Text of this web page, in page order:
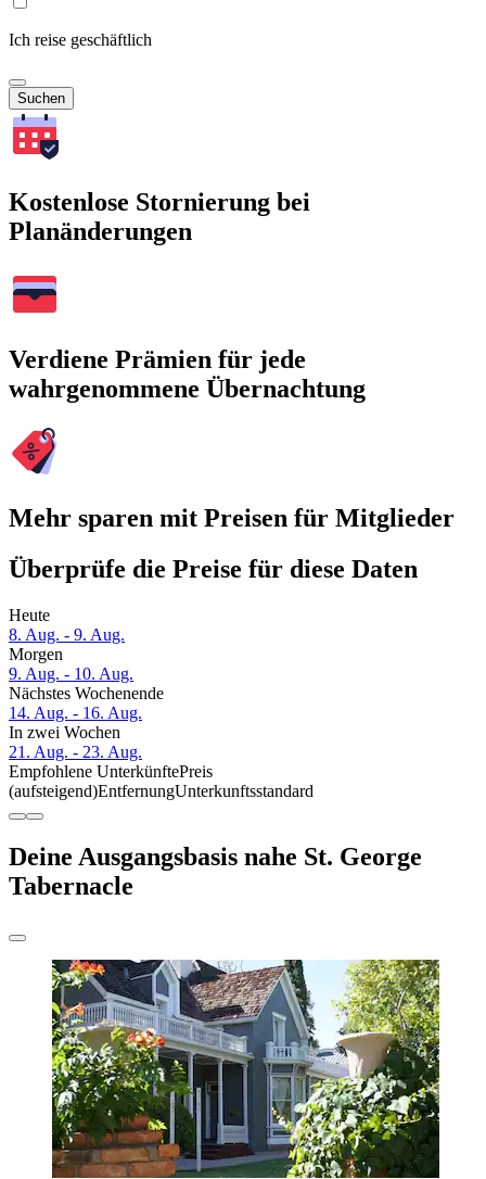
Ich reise geschäftlich
Suchen
Kostenlose Stornierung bei
Planänderungen
Verdiene Prämien für jede
wahrgenommene Übernachtung
Mehr sparen mit Preisen für Mitglieder
Überprüfe die Preise für diese Daten
Heute
8. Aug. - 9. Aug.
Morgen
9. Aug. - 10. Aug.
Nächstes Wochenende
14. Aug. - 16. Aug.
In zwei Wochen
21. Aug. - 23. Aug.
Empfohlene UnterkünftePreis
(aufsteigend)EntfernungUnterkunftsstandard
Deine Ausgangsbasis nahe St. George
Tabernacle